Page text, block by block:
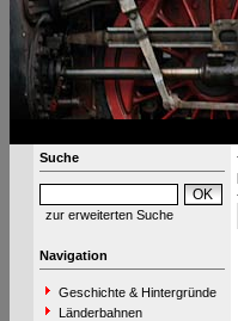
Suche
zur erweiterten Suche
Navigation
Geschichte & Hintergründe
Länderbahnen